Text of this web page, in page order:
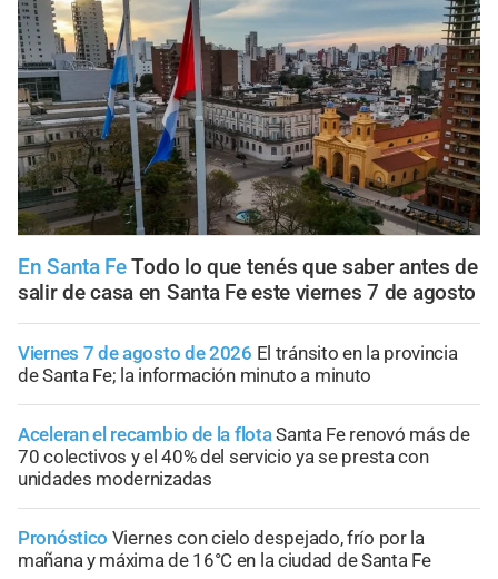
En Santa FeTodo lo que tenés que saber antes de
salir de casa en Santa Fe este viernes 7 de agosto
Viernes 7 de agosto de 2026 El tránsito en la provincia
de Santa Fe; la información minuto a minuto
Aceleran el recambio de la flotaSanta Fe renovó más de
70 colectivos y el 40% del servicio ya se presta con
unidades modernizadas
Pronóstico Viernes con cielo despejado, frío por la
mañana y máxima de 16°C en la ciudad de Santa Fe